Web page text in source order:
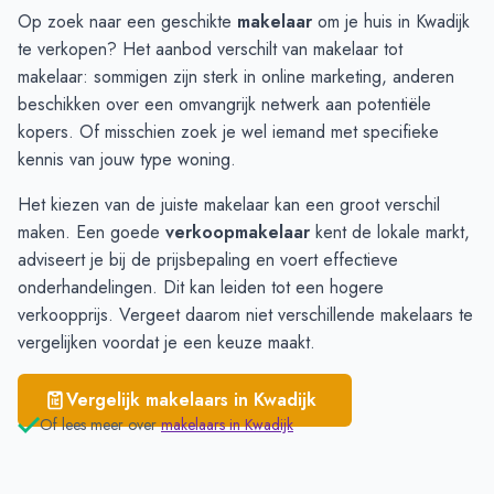
Middenbeemster
€ 4.971
Edam
€ 4.939
Purmerend
€ 4.917
Volendam
€ 4.472
Oosthuizen
€ 3.903
Kwadijk
Op zoek naar een geschikte makelaar om je huis in Kwadijk
te verkopen? Het aanbod verschilt van makelaar tot
makelaar: sommigen zijn sterk in online marketing, anderen
beschikken over een omvangrijk netwerk aan potentiële
kopers. Of misschien zoek je wel iemand met specifieke
kennis van jouw type woning.
Het kiezen van de juiste makelaar kan een groot verschil
maken. Een goede verkoopmakelaar kent de lokale markt,
adviseert je bij de prijsbepaling en voert effectieve
onderhandelingen. Dit kan leiden tot een hogere
verkoopprijs. Vergeet daarom niet verschillende makelaars te
vergelijken voordat je een keuze maakt.
Vergelijk makelaars in Kwadijk
Of lees meer over makelaars inKwadijk